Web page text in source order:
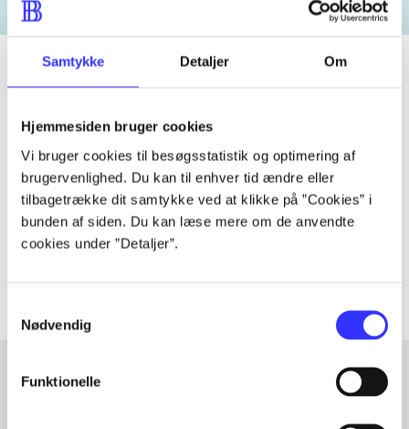
Samtykke Detaljer Om
Hjemmesiden bruger cookies
Vi bruger cookies til besøgsstatistik og optimering af
brugervenlighed. Du kan til enhver tid ændre eller
tilbagetrække dit samtykke ved at klikke på ”Cookies” i
bunden af siden. Du kan læse mere om de anvendte
cookies under ”Detaljer”.
Nødvendig
Funktionelle
Tidsskrift
Artiklen er en del af
lorem ipsum dolor sit amet ...
Tidsskrift
handler ofte om